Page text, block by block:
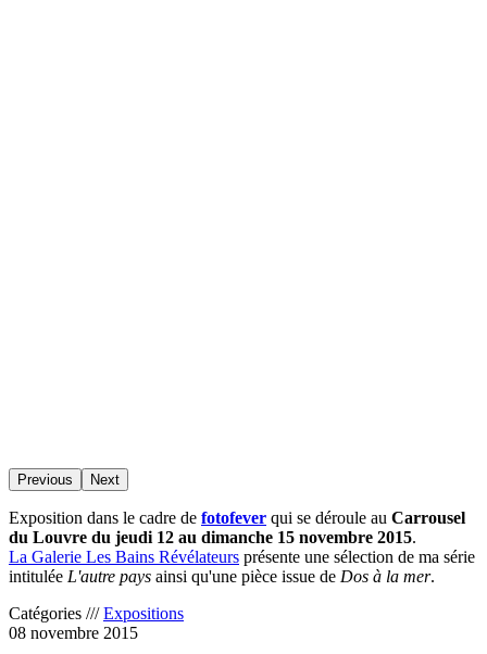
Previous Next
Exposition dans le cadre de fotofever qui se déroule au Carrousel
du Louvre du jeudi 12 au dimanche 15 novembre 2015.
La Galerie Les Bains Révélateurs présente une sélection de ma série
intitulée L'autre pays ainsi qu'une pièce issue de Dos à la mer.
Catégories ///Expositions
08 novembre 2015